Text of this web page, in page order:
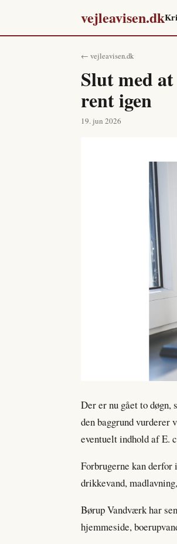
vejleavisen.dk
← vejleavisen.dk
Slut med
rent igen
19. jun 2026
Der er nu gået to døgn,
den baggrund vurderer
eventuelt indhold af E.
Forbrugerne kan derfor
drikkevand,
Børup Vandværk har
hjemmeside,